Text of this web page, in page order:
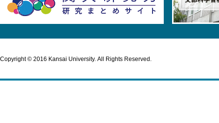
Copyright © 2016 Kansai University. All Rights Reserved.